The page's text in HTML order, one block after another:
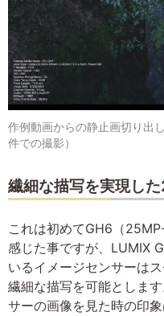
作例動画からの静止画切り出
件での撮影）
繊細な描写を実現し
これは初めてGH6（
感じた事ですが、LUMIX
いるイメージセンサーは
繊細な描写を可能としま
サーの画像を見た時の印